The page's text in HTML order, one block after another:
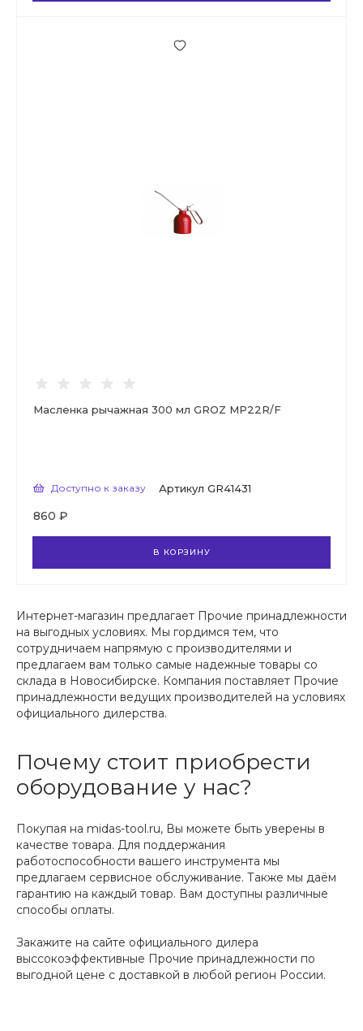
Масленка рычажная 300 мл GROZ MP22R/F
Доступно к заказу Артикул GR41431
860 ₽
В КОРЗИНУ
Интернет-магазин предлагает Прочие принадлежности
на выгодных условиях. Мы гордимся тем, что
сотрудничаем напрямую с производителями и
предлагаем вам только самые надежные товары со
склада в Новосибирске. Компания поставляет Прочие
принадлежности ведущих производителей на условиях
официального дилерства.
Почему стоит приобрести
оборудование у нас?
Покупая на midas-tool.ru, Вы можете быть уверены в
качестве товара. Для поддержания
работоспособности вашего инструмента мы
предлагаем сервисное обслуживание. Также мы даём
гарантию на каждый товар. Вам доступны различные
способы оплаты.
Закажите на сайте официального дилера
выссокоэффективные Прочие принадлежности по
выгодной цене с доставкой в любой регион России.